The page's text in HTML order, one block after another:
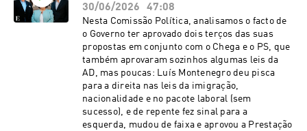
seleção. Se foi amuleto ou não, não sabemos.
Mas fizemos a vontade a Hugo Soares e
encontramos o que comentar sobre o primeiro-
ministro em modo de voo. Os comentários estão
por conta de David Dinis, Paula Caeiro Varela e
João Pedro Henriques, a sonoplastia desta
edição é de Tomás Delfim e Salomé Rita e a
ilustração é de Carlos Paes.See
omnystudio.com/listener for privacy
information.
30/06/2026
47:08
Nesta Comissão Política, analisamos o facto de
o Governo ter aprovado dois terços das suas
propostas em conjunto com o Chega e o PS, que
também aprovaram sozinhos algumas leis da
AD, mas poucas: Luís Montenegro deu pisca
para a direita nas leis da imigração,
nacionalidade e no pacote laboral (sem
sucesso), e de repente fez sinal para a
esquerda, mudou de faixa e aprovou a Prestação